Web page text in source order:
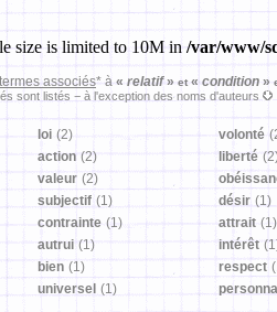
size is limited to 10M in /var/www/
termes associés* à « relatif» et «condition »
sont listés − à l'exception des noms d'auteurs
loi (2) volonté
action (2) liberté
valeur (2)
subjectif (1) désir (1)
contrainte (1) attrait (1)
autrui (1) intérêt
bien (1) respect
universel (1)